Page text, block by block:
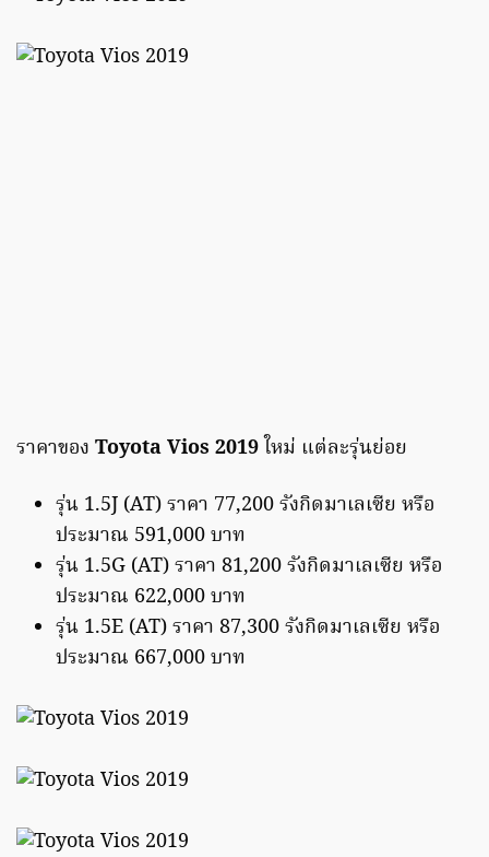
ราคาของ Toyota Vios 2019ใหม่ แต่ละรุ่นย่อย
รุ่น 1.5J (AT) ราคา 77,200 รังกิดมาเลเซีย หรือ
ประมาณ 591,000 บาท
รุ่น 1.5G (AT) ราคา 81,200 รังกิดมาเลเซีย หรือ
ประมาณ 622,000 บาท
รุ่น 1.5E (AT) ราคา 87,300 รังกิดมาเลเซีย หรือ
ประมาณ 667,000 บาท